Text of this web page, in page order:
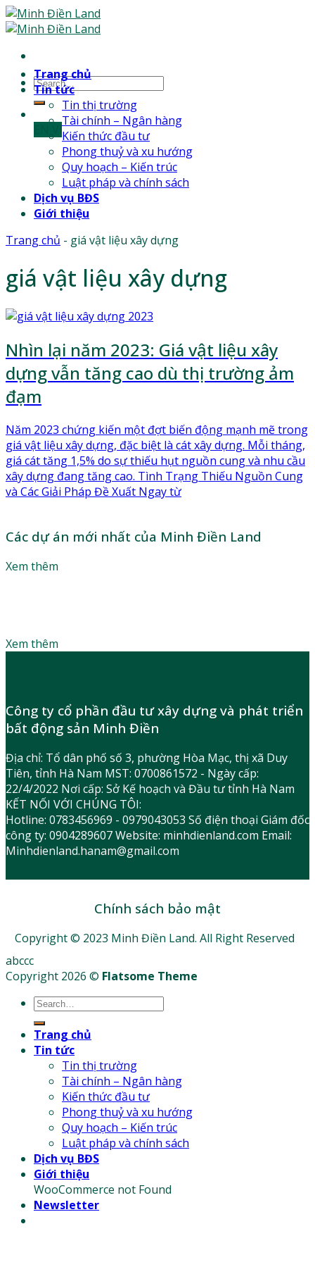
Skip
to
Trang chủ
Tin tức
Tin thị trường
Tài chính – Ngân hàng
Kiến thức đầu tư
Phong thuỷ và xu hướng
Quy hoạch – Kiến trúc
Luật pháp và chính sách
Dịch vụ BĐS
Giới thiệu
Trang chủ - giá vật liệu xây dựng
giá vật liệu xây dựng
Nhìn lại năm 2023: Giá vật liệu xây
dựng vẫn tăng cao dù thị trường ảm
đạm
Năm 2023 chứng kiến một đợt biến động mạnh mẽ trong
giá vật liệu xây dựng, đặc biệt là cát xây dựng. Mỗi tháng,
giá cát tăng 1,5% do sự thiếu hụt nguồn cung và nhu cầu
xây dựng đang tăng cao. Tình Trạng Thiếu Nguồn Cung
và Các Giải Pháp Đề Xuất Ngay từ
Các dự án mới nhất của Minh Điền Land
Xem thêm
Xem thêm
Công ty cổ phần đầu tư xây dựng và phát triển
bất động sản Minh Điền
Địa chỉ: Tổ dân phố số 3, phường Hòa Mạc, thị xã Duy
Tiên, tỉnh Hà Nam MST: 0700861572 - Ngày cấp:
22/4/2022 Nơi cấp: Sở Kế hoạch và Đầu tư tỉnh Hà Nam
KẾT NỐI VỚI CHÚNG TÔI:
Hotline: 0783456969 - 0979043053 Số điện thoại Giám đốc
công ty: 0904289607 Website: minhdienland.com Email:
Minhdienland.hanam@gmail.com
Chính sách bảo mật
Copyright © 2023 Minh Điền Land. All Right Reserved
abccc
Copyright 2026 © Flatsome Theme
Trang chủ
Tin tức
Tin thị trường
Tài chính – Ngân hàng
Kiến thức đầu tư
Phong thuỷ và xu hướng
Quy hoạch – Kiến trúc
Luật pháp và chính sách
Dịch vụ BĐS
Giới thiệu
WooCommerce not Found
Newsletter